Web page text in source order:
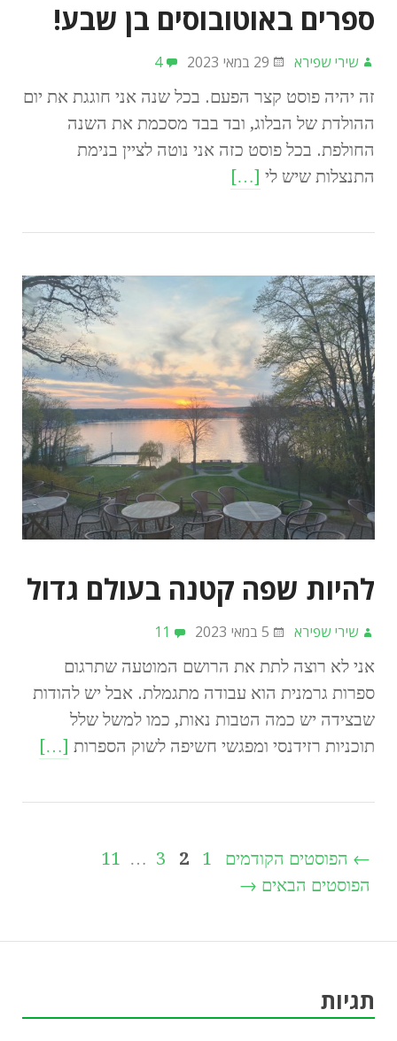
ספרים באוטובוסים בן שבע!
שירי שפירא 29 במאי 2023 4
זה יהיה פוסט קצר הפעם. בכל שנה אני חוגגת את יום
ההולדת של הבלוג, ובד בבד מסכמת את השנה
החולפת. בכל פוסט כזה אני נוטה לציין בנימת
התנצלות שיש לי […]
להיות שפה קטנה בעולם גדול
שירי שפירא 5 במאי 2023 11
אני לא רוצה לתת את הרושם המוטעה שתרגום
ספרות גרמנית הוא עבודה מתגמלת. אבל יש להודות
שבצידה יש כמה הטבות נאות, כמו למשל שלל
תוכניות רזידנסי ומפגשי חשיפה לשוק הספרות […]
← הפוסטים הקודמים 1
2
3
…
11
הפוסטים הבאים →
תגיות